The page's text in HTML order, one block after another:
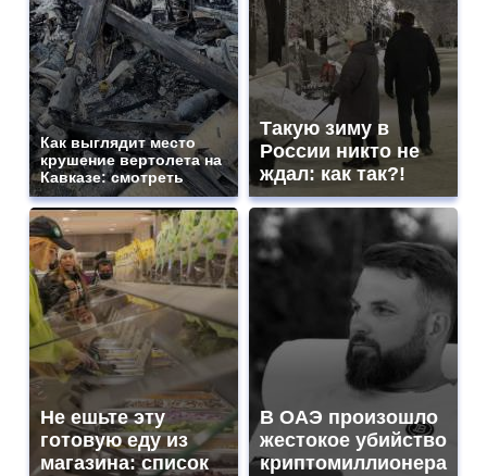
Как выглядит место
крушение вертолета на
Кавказе: смотреть
Такую зиму в
России никто не
ждал: как так?!
Не ешьте эту
готовую еду из
магазина: список
В ОАЭ произошло
жестокое убийство
криптомиллионера